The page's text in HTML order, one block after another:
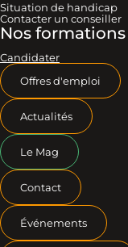
Situation de handicap
Contacter un conseiller
Nos formations
Candidater
Offres d'emploi
Actualités
Le Mag
Contact
Événements